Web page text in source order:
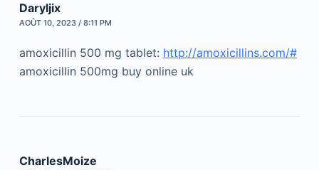
Daryljix
AOÛT 10, 2023 / 8:11 PM
amoxicillin 500 mg tablet: http://amoxicillins.com/#
amoxicillin 500mg buy online uk
CharlesMoize